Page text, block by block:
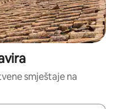
smještaje na